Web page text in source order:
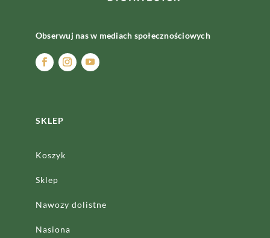
Obserwuj nas w mediach społecznościowych
SKLEP
Koszyk
Sklep
Nawozy dolistne
Nasiona